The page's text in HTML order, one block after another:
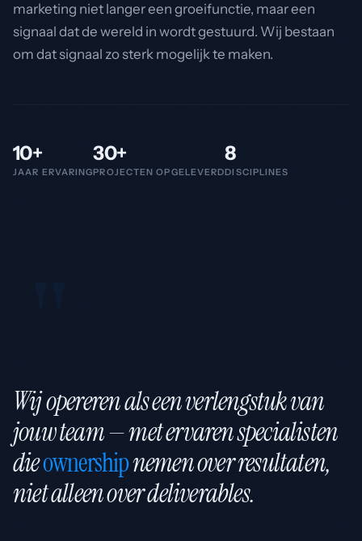
marketing niet langer een groeifunctie, maar een
signaal dat de wereld in wordt gestuurd. Wij bestaan
om dat signaal zo sterk mogelijk te maken.
10+
JAAR ERVARING
30+
PROJECTEN OPGELEVERD
8
DISCIPLINES
Wij opereren als een verlengstuk van
jouw team — met ervaren specialisten
dieownershipnemen over resultaten,
niet alleen over deliverables.